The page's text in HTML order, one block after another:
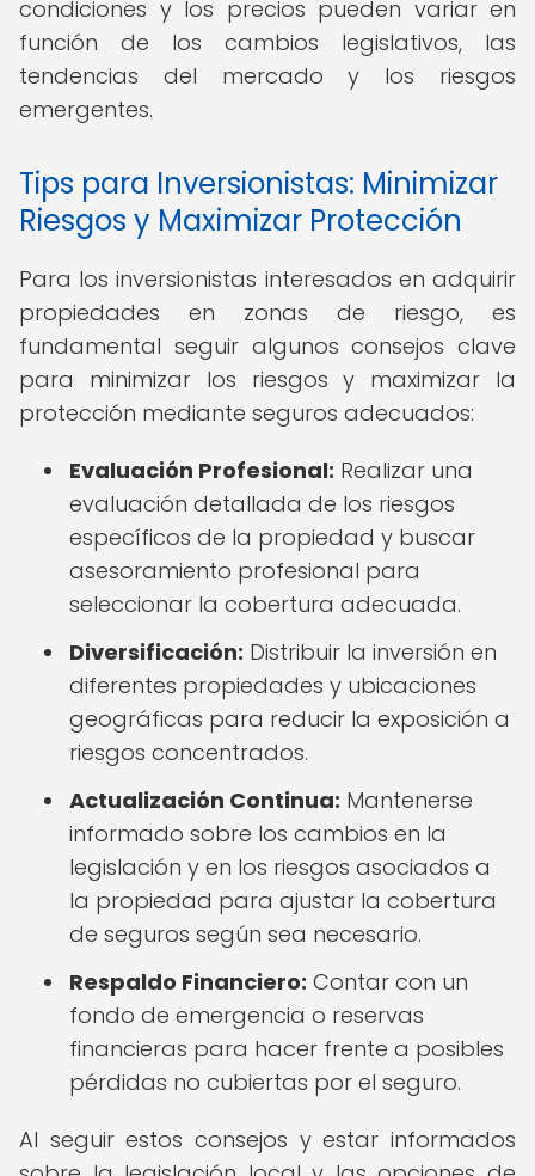
condiciones y los precios pueden variar en
función de los cambios legislativos, las
tendencias del mercado y los riesgos
emergentes.
Tips para Inversionistas: Minimizar
Riesgos y Maximizar Protección
Para los inversionistas interesados en adquirir
propiedades en zonas de riesgo, es
fundamental seguir algunos consejos clave
para minimizar los riesgos y maximizar la
protección mediante seguros adecuados:
Evaluación Profesional: Realizar una
evaluación detallada de los riesgos
específicos de la propiedad y buscar
asesoramiento profesional para
seleccionar la cobertura adecuada.
Diversificación: Distribuir la inversión en
diferentes propiedades y ubicaciones
geográficas para reducir la exposición a
riesgos concentrados.
Actualización Continua: Mantenerse
informado sobre los cambios en la
legislación y en los riesgos asociados a
la propiedad para ajustar la cobertura
de seguros según sea necesario.
Respaldo Financiero: Contar con un
fondo de emergencia o reservas
financieras para hacer frente a posibles
pérdidas no cubiertas por el seguro.
Al seguir estos consejos y estar informados